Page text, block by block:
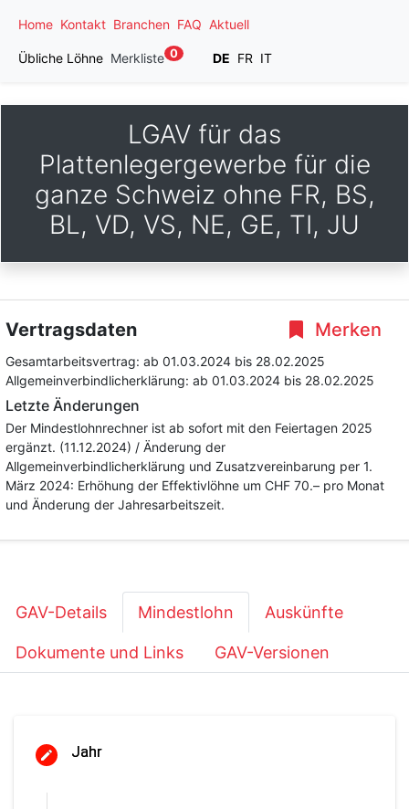
Home Kontakt Branchen FAQ Aktuell
Übliche Löhne Merkliste 0 DE FR IT
LGAV für das
Plattenlegergewerbe für die
ganze Schweiz ohne FR, BS,
BL, VD, VS, NE, GE, TI, JU
Merken
Vertragsdaten
Gesamtarbeitsvertrag: ab 01.03.2024 bis 28.02.2025
Allgemeinverbindlicherklärung: ab 01.03.2024 bis 28.02.2025
Letzte Änderungen
Der Mindestlohnrechner ist ab sofort mit den Feiertagen 2025
ergänzt. (11.12.2024) / Änderung der
Allgemeinverbindlicherklärung und Zusatzvereinbarung per 1.
März 2024: Erhöhung der Effektivlöhne um CHF 70.– pro Monat
und Änderung der Jahresarbeitszeit.
GAV-Details Mindestlohn Auskünfte
Dokumente und Links GAV-Versionen
Jahr